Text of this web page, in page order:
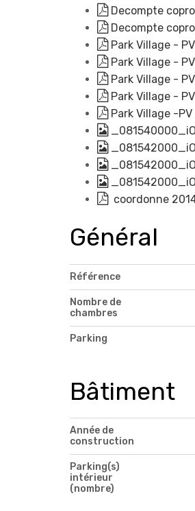
Decompte
Decompte
Park Village -
Park Village -
Park Village -
Park Village -
Park Village -
coordonne
Général
Référence
Nombre de
chambres
Parking
Bâtiment
Année de
construction
Parking(s)
intérieur
(nombre)